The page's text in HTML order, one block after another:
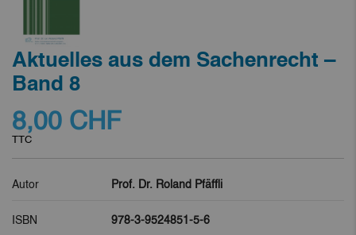
Aktuelles aus dem Sachenrecht –
Band 8
8,00 CHF
TTC
Autor Prof. Dr. Roland Pfäffli
ISBN 978-3-9524851-5-6